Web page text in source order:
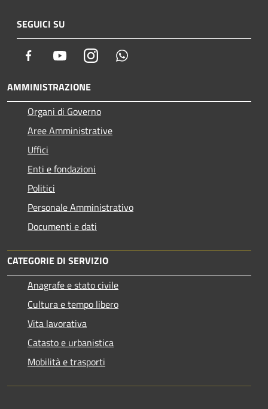
SEGUICI SU
Facebook YoutubeInstagram
AMMINISTRAZIONE
Organi di Governo
Aree Amministrative
Uffici
Enti e fondazioni
Politici
Personale Amministrativo
Documenti e dati
CATEGORIE DI SERVIZIO
Anagrafe e stato civile
Cultura e tempo libero
Vita lavorativa
Catasto e urbanistica
Mobilità e trasporti